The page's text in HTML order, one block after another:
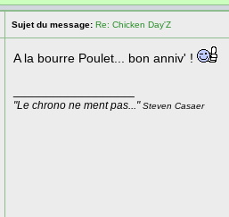
Sujet du message: Re: Chicken Day'Z
A la bourre Poulet... bon anniv' !
"Le chrono ne ment pas..."Steven Casaer